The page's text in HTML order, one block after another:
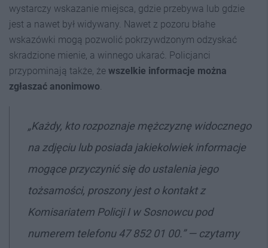
wystarczy wskazanie miejsca, gdzie przebywa lub gdzie
jest a nawet był widywany. Nawet z pozoru błahe
wskazówki mogą pozwolić pokrzywdzonym odzyskać
skradzione mienie, a winnego ukarać. Policjanci
przypominają także, że wszelkie informacje można
zgłaszać anonimowo.
„Każdy, kto rozpoznaje mężczyznę widocznego
na zdjęciu lub posiada jakiekolwiek informacje
mogące przyczynić się do ustalenia jego
tożsamości, proszony jest o kontakt z
Komisariatem Policji I w Sosnowcu pod
numerem telefonu 47 852 01 00.” — czytamy